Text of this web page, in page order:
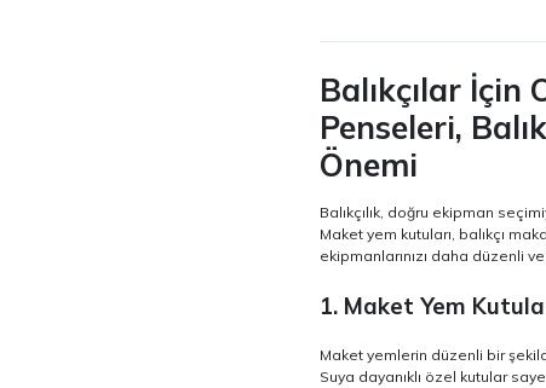
Balıkçılar İçin
Penseleri,
Önemi
Balıkçılık, doğru ekipman
Maket yem kutuları, balıkçı
ekipmanlarınızı daha düzenli
1. Maket Yem
Maket yemlerin düzenli bir
Suya dayanıklı özel kutular